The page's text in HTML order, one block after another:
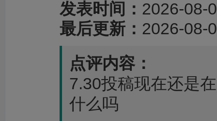
发表时间： 2026-08-
最后更新： 2026-08-
点评内容：
7.30投稿现在还是
什么吗